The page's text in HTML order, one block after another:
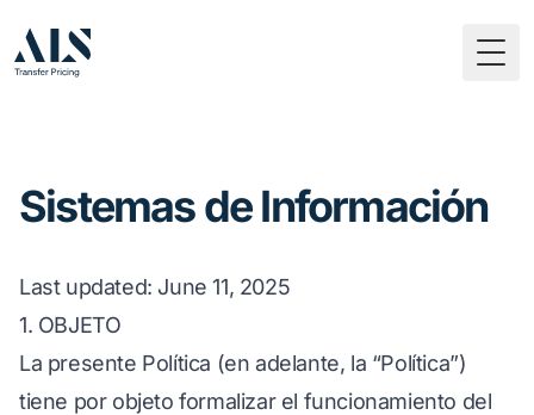
Sistemas de Información
Last updated: June 11, 2025
1. OBJETO
La presente Política (en adelante, la “Política”)
tiene por objeto formalizar el funcionamiento del